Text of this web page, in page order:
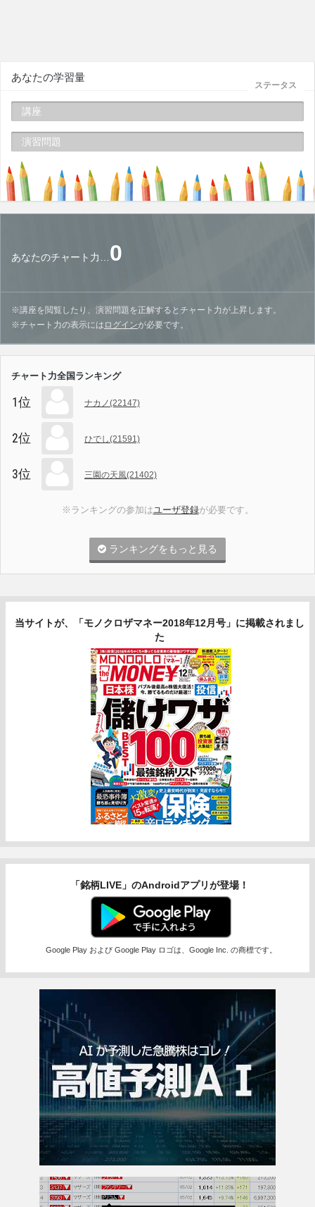
ステータス
あなたの学習量
講座
演習問題
あなたのチャート力… 0
※講座を閲覧したり、演習問題を正解するとチャート力が上昇します。
※チャート力の表示には ログインが必要です。
チャート力全国ランキング
1位 ナカノ(22147)
2位 ひでし(21591)
3位 三園の天風(21402)
※ランキングの参加はユーザ登録が必要です。
ランキングをもっと見る
当サイトが、「モノクロザマネー2018年12月号」に掲載されまし
た
「銘柄LIVE」のAndroidアプリが登場！
Google Play および Google Play ロゴは、Google Inc. の商標です。